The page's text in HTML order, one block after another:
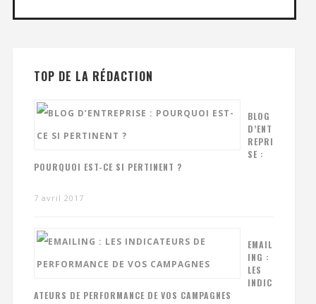
TOP DE LA RÉDACTION
BLOG
D’ENT
REPRI
SE :
POURQUOI EST-CE SI PERTINENT ?
7 avril 2017
EMAIL
ING :
LES
INDIC
ATEURS DE PERFORMANCE DE VOS CAMPAGNES